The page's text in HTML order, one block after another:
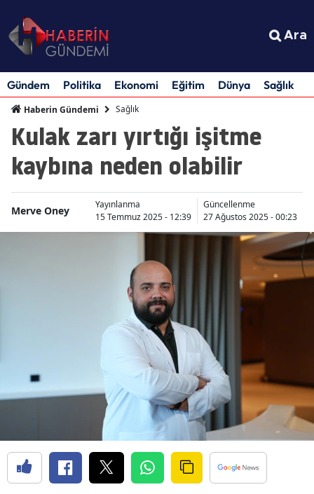
Ara
Gündem Politika Ekonomi Eğitim Dünya Sağlık
Haberin Gündemi Sağlık
Kulak zarı yırtığı işitme
kaybına neden olabilir
Merve Oney
Yayınlanma
15 Temmuz 2025 - 12:39
Güncellenme
27 Ağustos 2025 - 00:23